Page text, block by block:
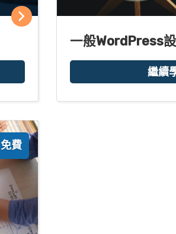
一般WordPress
繼續
免費